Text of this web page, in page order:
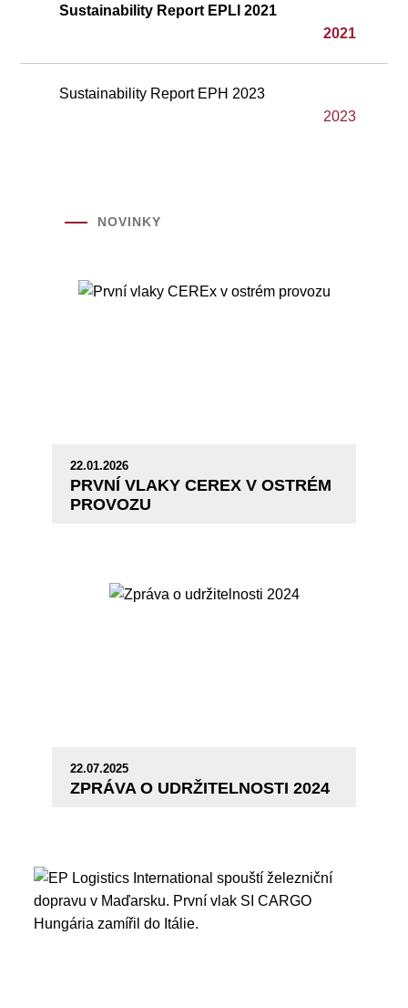
Sustainability Report EPLI 2021
2021
Sustainability Report EPH 2023
2023
NOVINKY
22.01.2026
PRVNÍ VLAKY CEREX V OSTRÉM
PROVOZU
22.07.2025
ZPRÁVA O UDRŽITELNOSTI 2024